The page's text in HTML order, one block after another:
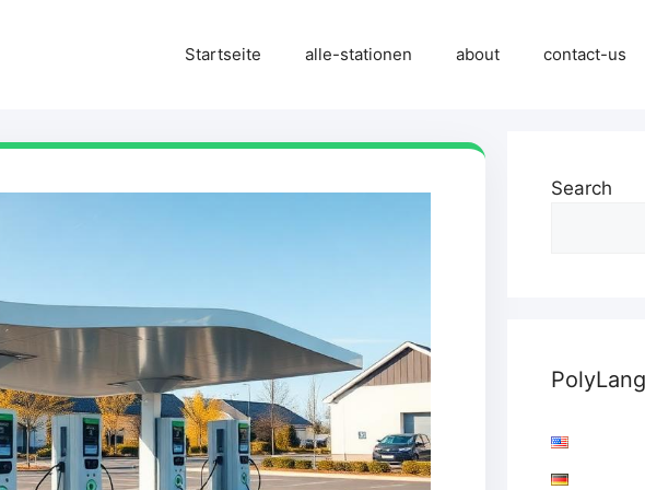
Startseite alle-stationen about contact-us
Search
PolyLang